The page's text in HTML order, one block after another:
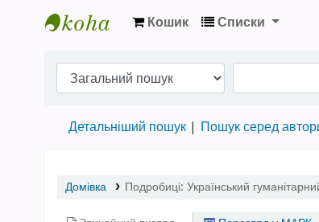
Кошик Списки
Детальніший пошук Пошук серед
Домівка Подробиці: Український